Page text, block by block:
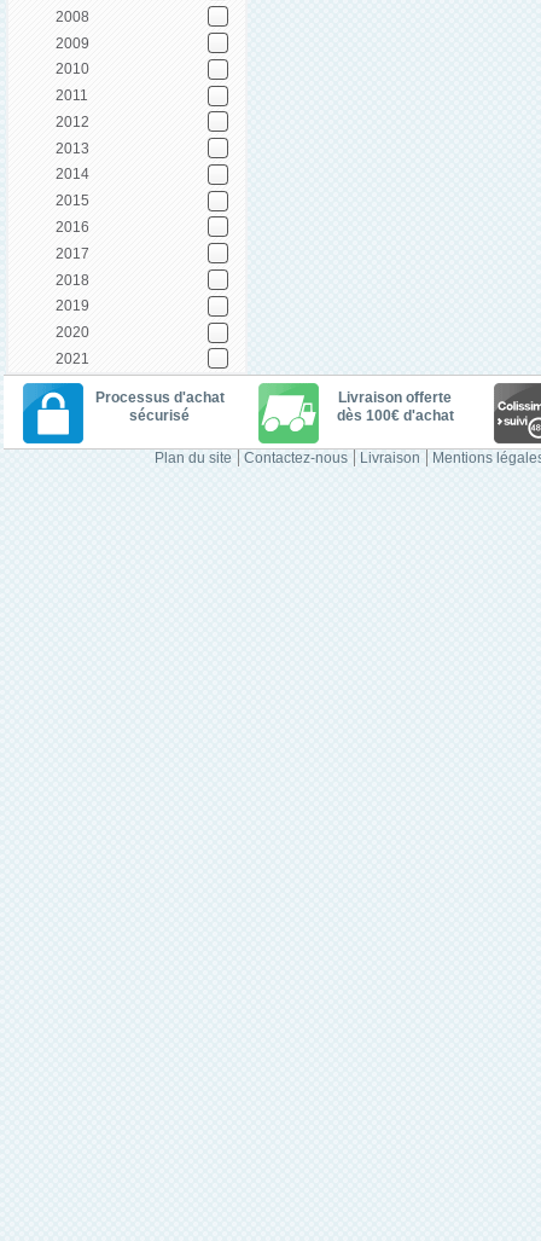
2008
2009
2010
2011
2012
2013
2014
2015
2016
2017
2018
2019
2020
2021
Processus d'achat
sécurisé
Livraison offerte
dès 100€ d'achat
Plan du site Contactez-nous Livraison Mentions